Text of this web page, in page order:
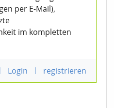
per E-Mail),
im kompletten
| Login | registrieren